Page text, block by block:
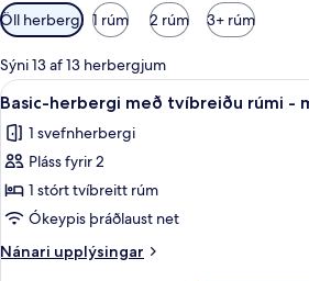
Síur
í
boði
fyrir
herbergi
Öll herbergi 1 rúm 2 rúm 3+ rúm
Sýni 13 af 13 herbergjum
Skoða
allar
myndir
fyrir
Basic-
herbergi
með
tvíbreiðu
Basic-
4
Basic-herbergi með tvíbreiðu rúmi -
1 svefnherbergi
Pláss fyrir 2
1 stórt tvíbreitt rúm
Ókeypis þráðlaust net
Nánari upplýsingar
Nánari